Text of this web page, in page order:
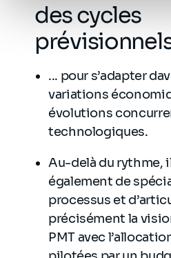
personnel.
des cycles
... pour s’adapter
variations
évolutions
technologiques. ​
Au-delà du rythme,
également de
processus et
précisément la
PMT avec